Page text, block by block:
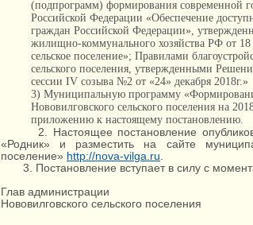
(подпрограмм) формирования современной
Российской Федерации «Обеспечение
граждан Российской Федерации»,
жилищно-коммунального хозяйства РФ от
сельское поселение»; Правилами
сельского поселения, утвержденными
сессии IV созыва №2 от «24» декабря 2018г.»
3) Муниципальную программу
Нововилговского сельского поселения на
приложению к настоящему постановлению.
2. Настоящее постановление
«Родник» и разместить на сайте
поселение» http://nova-vilga.ru
3. Постановление вступает в силу с
Глав администрации
Нововилговского